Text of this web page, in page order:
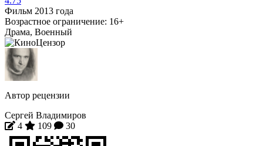
Фильм 2013 года
Возрастное ограничение: 16+
Драма, Военный
Автор рецензии
Сергей Владимиров
4
109 30